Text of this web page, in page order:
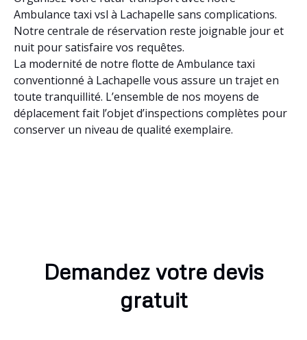
Ambulance taxi vsl à Lachapelle sans complications.
Notre centrale de réservation reste joignable jour et
nuit pour satisfaire vos requêtes.
La modernité de notre flotte de Ambulance taxi
conventionné à Lachapelle vous assure un trajet en
toute tranquillité. L’ensemble de nos moyens de
déplacement fait l’objet d’inspections complètes pour
conserver un niveau de qualité exemplaire.
Demandez votre devis
gratuit